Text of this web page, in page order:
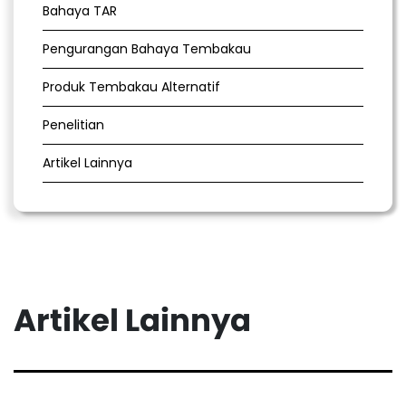
Bahaya TAR
Pengurangan Bahaya Tembakau
Produk Tembakau Alternatif
Penelitian
Artikel Lainnya
Artikel Lainnya